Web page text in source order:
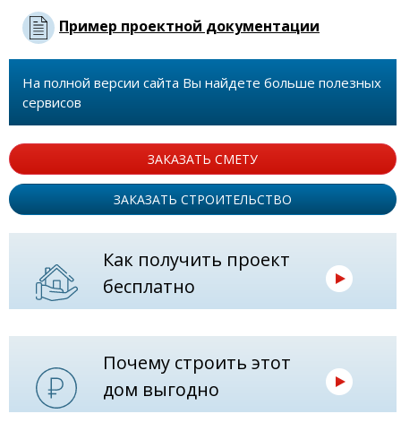
Пример проектной документации
На полной версии сайта Вы найдете больше полезных
сервисов
ЗАКАЗАТЬ СМЕТУ
ЗАКАЗАТЬ СТРОИТЕЛЬСТВО
Как получить проект
бесплатно
Почему строить этот
дом выгодно